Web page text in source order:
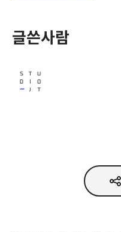
글쓴사람
Studio JT